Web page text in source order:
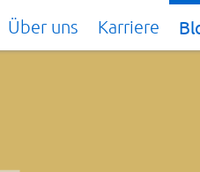
Über uns Karriere